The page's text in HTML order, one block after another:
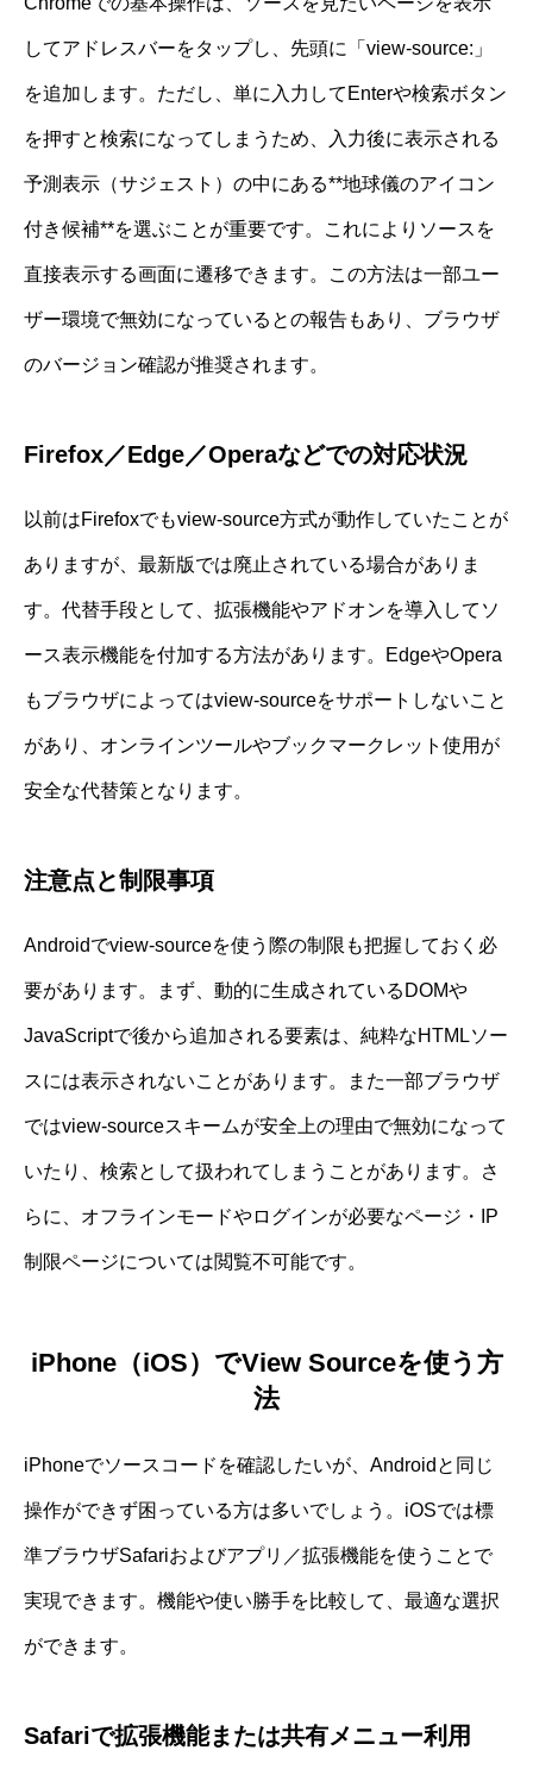
してアドレスバーをタップし、先頭に「view-source:」
を追加します。ただし、単に入力してEnterや検索ボタン
を押すと検索になってしまうため、入力後に表示される
予測表示（サジェスト）の中にある**地球儀のアイコン
付き候補**を選ぶことが重要です。これによりソースを
直接表示する画面に遷移できます。この方法は一部ユー
ザー環境で無効になっているとの報告もあり、ブラウザ
のバージョン確認が推奨されます。
Firefox／Edge／Operaなどでの対応状況
以前はFirefoxでもview-source方式が動作していたことが
ありますが、最新版では廃止されている場合がありま
す。代替手段として、拡張機能やアドオンを導入してソ
ース表示機能を付加する方法があります。EdgeやOpera
もブラウザによってはview-sourceをサポートしないこと
があり、オンラインツールやブックマークレット使用が
安全な代替策となります。
注意点と制限事項
Androidでview-sourceを使う際の制限も把握しておく必
要があります。まず、動的に生成されているDOMや
JavaScriptで後から追加される要素は、純粋なHTMLソー
スには表示されないことがあります。また一部ブラウザ
ではview-sourceスキームが安全上の理由で無効になって
いたり、検索として扱われてしまうことがあります。さ
らに、オフラインモードやログインが必要なページ・IP
制限ページについては閲覧不可能です。
iPhone（iOS）でView Sourceを使う方
法
iPhoneでソースコードを確認したいが、Androidと同じ
操作ができず困っている方は多いでしょう。iOSでは標
準ブラウザSafariおよびアプリ／拡張機能を使うことで
実現できます。機能や使い勝手を比較して、最適な選択
ができます。
Safariで拡張機能または共有メニュー利用